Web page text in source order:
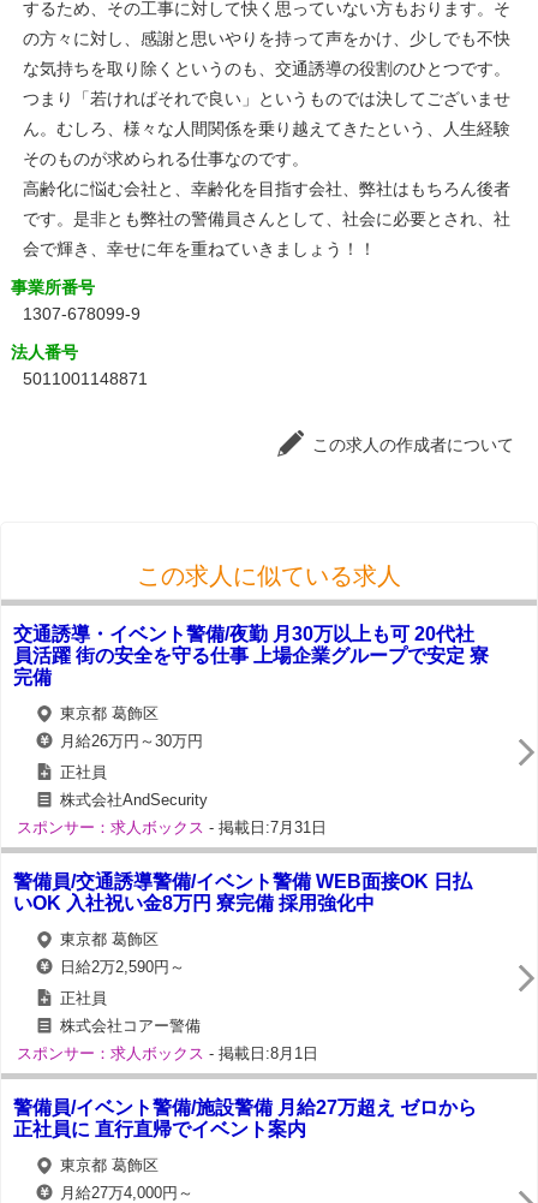
するため、その工事に対して快く思っていない方もおります。そ
の方々に対し、感謝と思いやりを持って声をかけ、少しでも不快
な気持ちを取り除くというのも、交通誘導の役割のひとつです。
つまり「若ければそれで良い」というものでは決してございませ
ん。むしろ、様々な人間関係を乗り越えてきたという、人生経験
そのものが求められる仕事なのです。
高齢化に悩む会社と、幸齢化を目指す会社、弊社はもちろん後者
です。是非とも弊社の警備員さんとして、社会に必要とされ、社
会で輝き、幸せに年を重ねていきましょう！！
事業所番号
1307-678099-9
法人番号
5011001148871
この求人の作成者について
この求人に似ている求人
交通誘導・イベント警備/夜勤 月30万以上も可 20代社
員活躍 街の安全を守る仕事 上場企業グループで安定 寮
完備
東京都 葛飾区
月給26万円～30万円
正社員
株式会社AndSecurity
スポンサー：求人ボックス - 掲載日:7月31日
警備員/交通誘導警備/イベント警備 WEB面接OK 日払
いOK 入社祝い金8万円 寮完備 採用強化中
東京都 葛飾区
日給2万2,590円～
正社員
株式会社コアー警備
スポンサー：求人ボックス - 掲載日:8月1日
警備員/イベント警備/施設警備 月給27万超え ゼロから
正社員に 直行直帰でイベント案内
東京都 葛飾区
月給27万4,000円～